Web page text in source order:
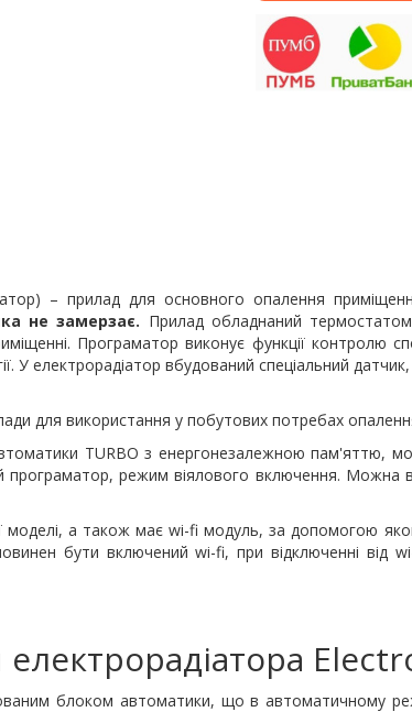
– прилад для основного опалення
не замерзає. Прилад обладнаний
Програматор виконує функції контролю
електрорадіатор вбудований спеціальний
для використання у побутових потребах
TURBO з енергонезалежною пам'яттю,
програматор, режим віялового включення. Можна
моделі, а також має wi-fi модуль, за допомогою
бути включений wi-fi, при відключенні від
блоком автоматики, що в автоматичному